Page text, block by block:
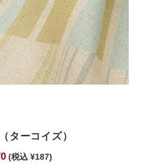
ターコイズ）
(税込 ¥187)